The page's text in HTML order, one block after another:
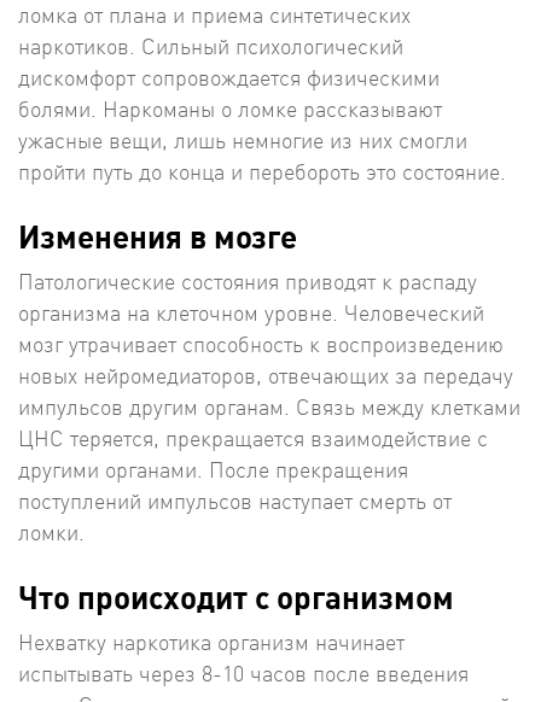
ломка от плана и приема синтетических
наркотиков. Сильный психологический
дискомфорт сопровождается физическими
болями. Наркоманы о ломке рассказывают
ужасные вещи, лишь немногие из них смогли
пройти путь до конца и перебороть это состояние.
Изменения в мозге
Патологические состояния приводят к распаду
организма на клеточном уровне. Человеческий
мозг утрачивает способность к воспроизведению
новых нейромедиаторов, отвечающих за передачу
импульсов другим органам. Связь между клетками
ЦНС теряется, прекращается взаимодействие с
другими органами. После прекращения
поступлений импульсов наступает смерть от
ломки.
Что происходит с организмом
Нехватку наркотика организм начинает
испытывать через 8-10 часов после введения